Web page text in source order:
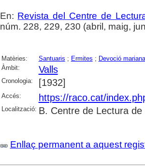
En: Revista del Centre de
núm. 228, 229, 230 (abril, maig,
Matèries: Santuaris ; Ermites ; Devoció mariana
Àmbit:
Valls
Cronologia: [1932]
Accés: https://raco.cat/
Localització: B. Centre de Lectura de
Enllaç permanent a aquest